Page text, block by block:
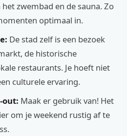
zwembad en de sauna. Zo
optimaal in.
De stad zelf is een bezoek
de historische
restaurants. Je hoeft niet
culturele ervaring.
out: Maak er gebruik van! Het
om je weekend rustig af te